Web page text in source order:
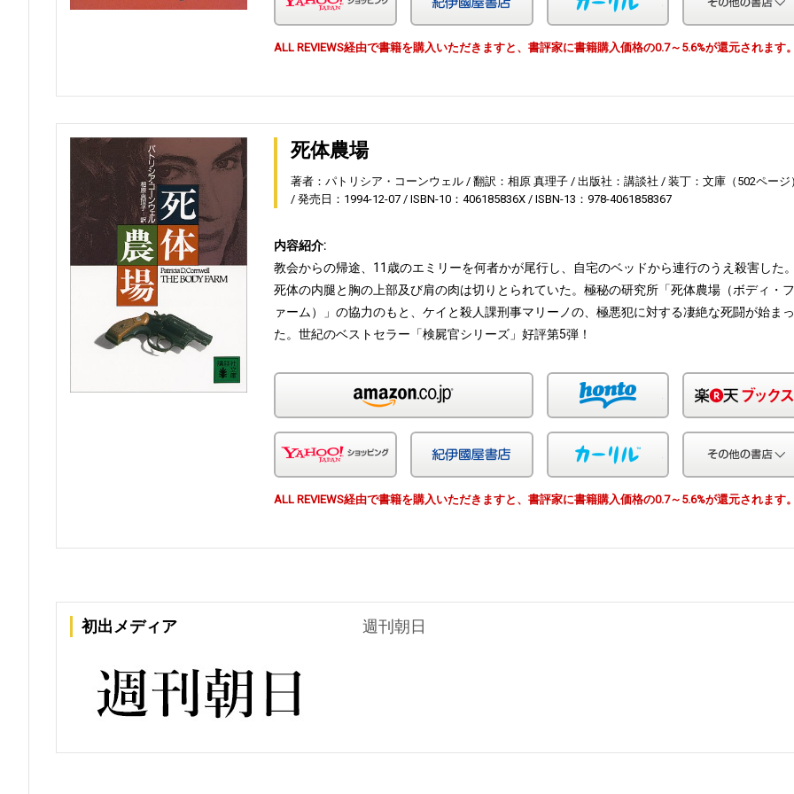
ALL REVIEWS経由で書籍を購入いただきますと、書評家に書籍購入価格の0.7～5.6%が還元されます。
死体農場
著者：パトリシア・コーンウェル 翻訳：相原 真理子 出版社：講談社
装丁：文庫（502ページ
発売日：1994-12-07
ISBN-10：406185836X ISBN-13：978-4061858367
内容紹介:
教会からの帰途、11歳のエミリーを何者かが尾行し、自宅のベッドから連行のうえ殺害した。
死体の内腿と胸の上部及び肩の肉は切りとられていた。極秘の研究所「死体農場（ボディ・フ
ァーム）」の協力のもと、ケイと殺人課刑事マリーノの、極悪犯に対する凄絶な死闘が始まっ
た。世紀のベストセラー「検屍官シリーズ」好評第5弾！
honto
Yahoo!ショッピング 紀伊国屋 カーリル
ALL REVIEWS経由で書籍を購入いただきますと、書評家に書籍購入価格の0.7～5.6%が還元されます。
初出メディア 週刊朝日